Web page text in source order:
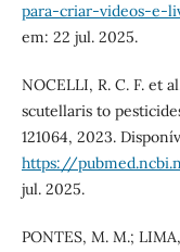
para-criar-videos-e-
em: 22 jul. 2025.
NOCELLI, R. C. F. et
scutellaris to
121064, 2023.
https://
jul. 2025.
PONTES, M. M.;